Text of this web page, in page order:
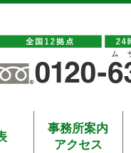
事務所案内
アクセス